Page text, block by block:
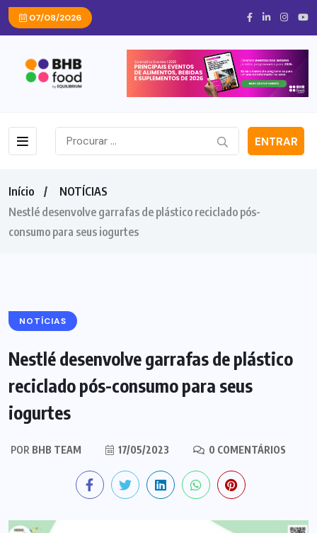
07/08/2026
ENTRAR
Início
NOTÍCIAS
Nestlé desenvolve garrafas de plástico reciclado pós-
consumo para seus iogurtes
NOTÍCIAS
Nestlé desenvolve garrafas de plástico
reciclado pós-consumo para seus
iogurtes
POR BHB TEAM 17/05/2023 0 COMENTÁRIOS